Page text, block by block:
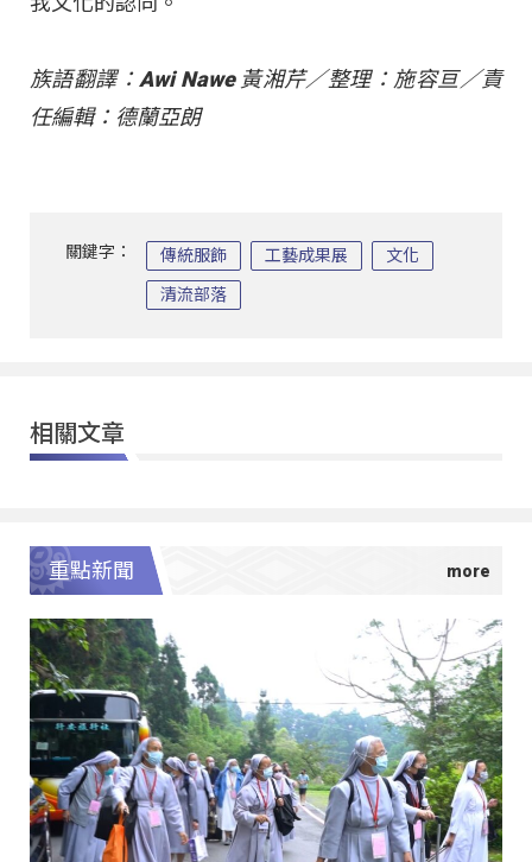
族語翻譯：Awi Nawe黃湘芹／整理：施容亘／責
任編輯：德蘭亞朗
關鍵字： 傳統服飾 工藝成果展 文化
清流部落
相關文章
重點新聞